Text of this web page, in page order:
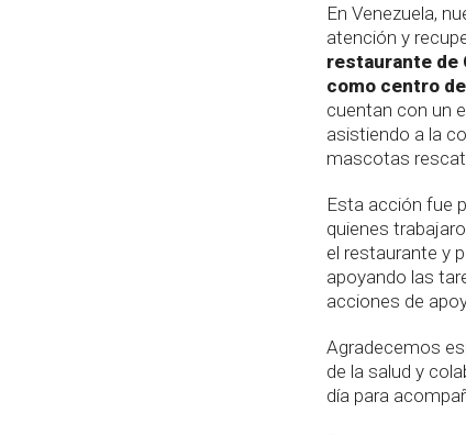
En Venezuela,
atención y
restaurante de
como centro
cuentan con un
asistiendo a la
mascotas
Esta acción fue
quienes
el restaurante y
apoyando las
acciones de
Agradecemos
de la salud y
día para